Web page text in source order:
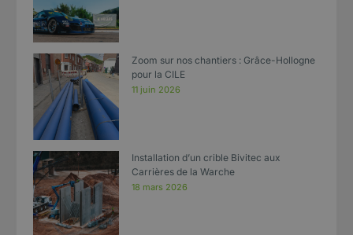
Zoom sur nos chantiers : Grâce-Hollogne
pour la CILE
11 juin 2026
Installation d’un crible Bivitec aux
Carrières de la Warche
18 mars 2026